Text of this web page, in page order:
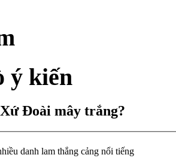
ý kiến
Đoài mây trắng?
danh lam thắng cảng nổi tiếng